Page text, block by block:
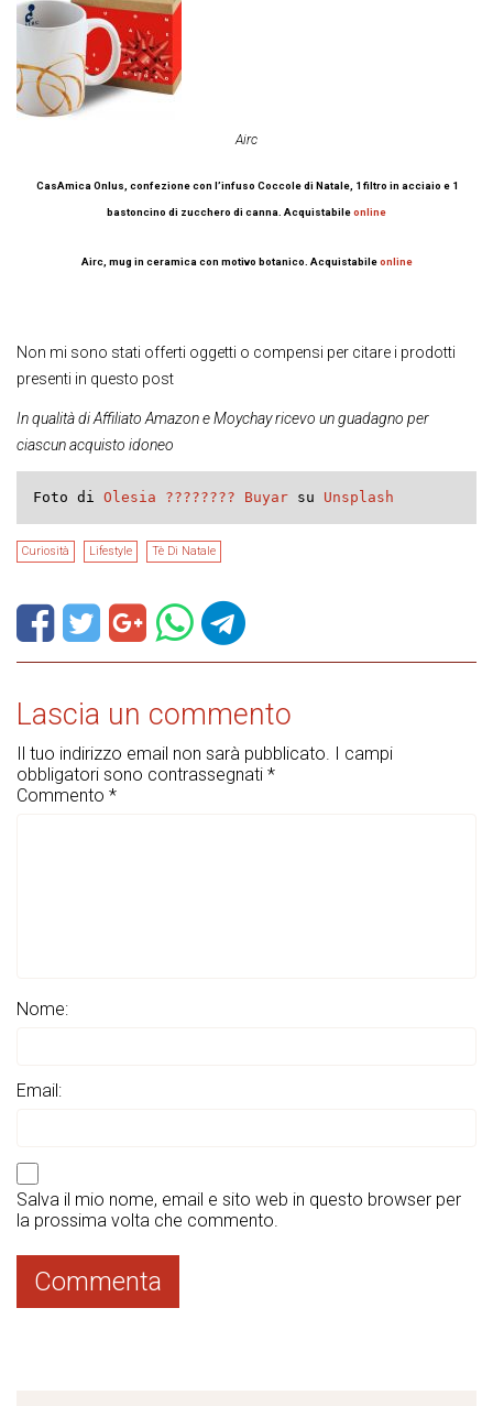
Airc
CasAmica Onlus, confezione con l’infuso Coccole di Natale, 1 filtro in acciaio e 1
bastoncino di zucchero di canna. Acquistabileonline
Airc, mug in ceramica con motivo botanico. Acquistabileonline
Non mi sono stati offerti oggetti o compensi per citare i prodotti
presenti in questo post
In qualità di Affiliato Amazon e Moychay ricevo un guadagno per
ciascun acquisto idoneo
Foto di Olesia ???????? Buyar su Unsplash
Curiosità Lifestyle Tè Di Natale
Lascia un commento
Il tuo indirizzo email non sarà pubblicato.
I campi
obbligatori sono contrassegnati *
Commento *
Nome:
Email:
Salva il mio nome, email e sito web in questo browser per
la prossima volta che commento.